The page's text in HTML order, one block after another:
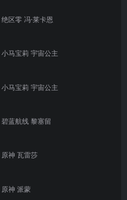
区零 冯·莱卡恩
马宝莉 宇宙公主
马宝莉 宇宙公主
蓝航线 黎塞留
神 瓦雷莎
神 派蒙